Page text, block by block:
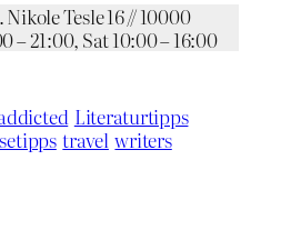
Tesle 16 // 10000
– 21:00, Sat 10:00 – 16:00
Literaturtipps
travel writers